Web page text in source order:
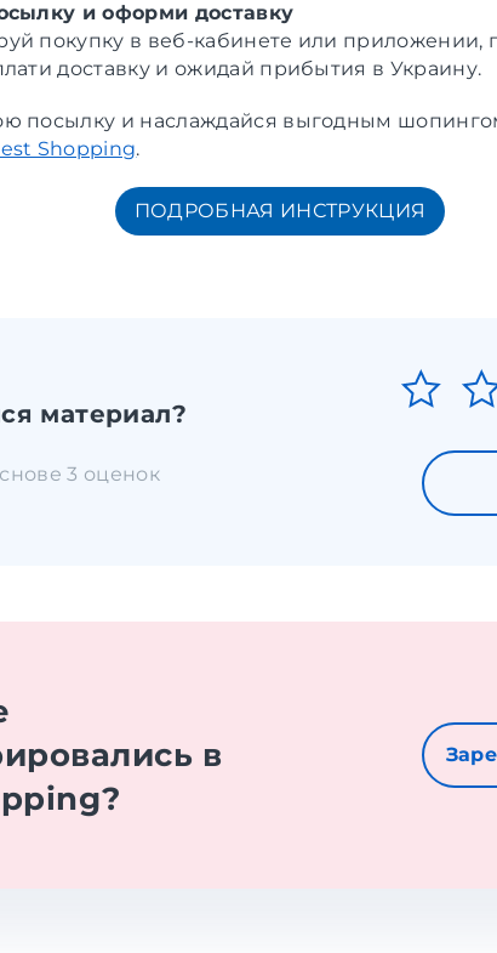
и оформи доставку
покупку в веб-кабинете или приложении,
доставку и ожидай прибытия в Украину.
посылку и наслаждайся выгодным
Shopping.
ПОДРОБНАЯ ИНСТРУКЦИЯ
материал?
3 оценок
в